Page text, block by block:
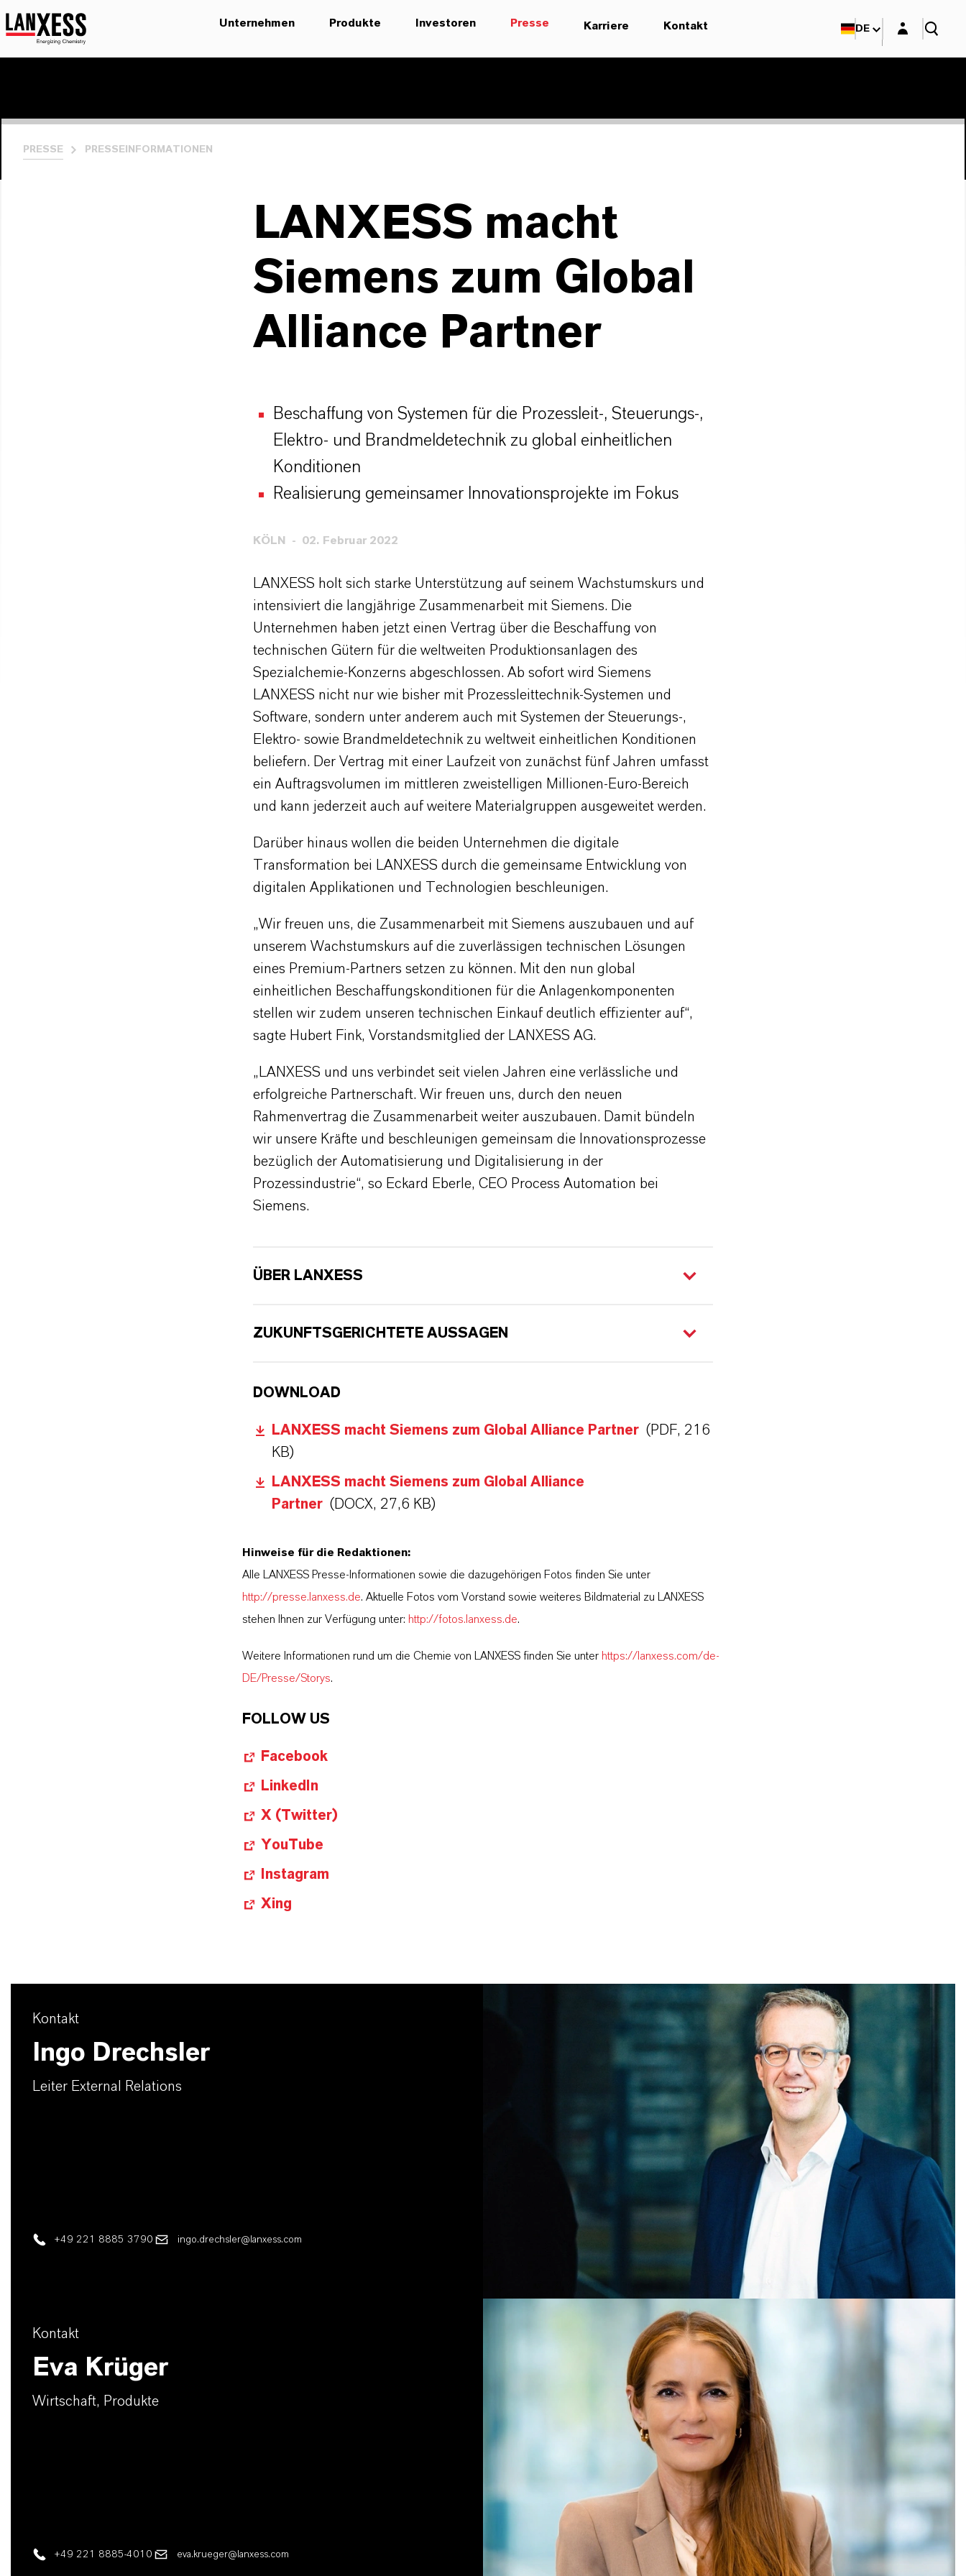
Unternehmen Produkte Investoren Presse Karriere Kontakt DE Login-Maske
PRESSE PRESSEINFORMATIONEN
LANXESS macht
Siemens zum Global
Alliance Partner
Beschaffung von Systemen für die Prozessleit-, Steuerungs-,
Elektro- und Brandmeldetechnik zu global einheitlichen
Konditionen
Realisierung gemeinsamer Innovationsprojekte im Fokus
KÖLN 02. Februar 2022
LANXESS holt sich starke Unterstützung auf seinem Wachstumskurs und
intensiviert die langjährige Zusammenarbeit mit Siemens. Die
Unternehmen haben jetzt einen Vertrag über die Beschaffung von
technischen Gütern für die weltweiten Produktionsanlagen des
Spezialchemie-Konzerns abgeschlossen. Ab sofort wird Siemens
LANXESS nicht nur wie bisher mit Prozessleittechnik-Systemen und
Software, sondern unter anderem auch mit Systemen der Steuerungs-,
Elektro- sowie Brandmeldetechnik zu weltweit einheitlichen Konditionen
beliefern. Der Vertrag mit einer Laufzeit von zunächst fünf Jahren umfasst
ein Auftragsvolumen im mittleren zweistelligen Millionen-Euro-Bereich
und kann jederzeit auch auf weitere Materialgruppen ausgeweitet werden.
Darüber hinaus wollen die beiden Unternehmen die digitale
Transformation bei LANXESS durch die gemeinsame Entwicklung von
digitalen Applikationen und Technologien beschleunigen.
„Wir freuen uns, die Zusammenarbeit mit Siemens auszubauen und auf
unserem Wachstumskurs auf die zuverlässigen technischen Lösungen
eines Premium-Partners setzen zu können. Mit den nun global
einheitlichen Beschaffungskonditionen für die Anlagenkomponenten
stellen wir zudem unseren technischen Einkauf deutlich effizienter auf“,
sagte Hubert Fink, Vorstandsmitglied der LANXESS AG.
„LANXESS und uns verbindet seit vielen Jahren eine verlässliche und
erfolgreiche Partnerschaft. Wir freuen uns, durch den neuen
Rahmenvertrag die Zusammenarbeit weiter auszubauen. Damit bündeln
wir unsere Kräfte und beschleunigen gemeinsam die Innovationsprozesse
bezüglich der Automatisierung und Digitalisierung in der
Prozessindustrie“, so Eckard Eberle, CEO Process Automation bei
Siemens.
ÜBER LANXESS
ZUKUNFTSGERICHTETE AUSSAGEN
DOWNLOAD
LANXESS macht Siemens zum Global Alliance Partner (PDF, 216
KB)
LANXESS macht Siemens zum Global Alliance
Partner (DOCX, 27,6 KB)
Hinweise für die Redaktionen:
Alle LANXESS Presse-Informationen sowie die dazugehörigen Fotos finden Sie unter
http://presse.lanxess.de. Aktuelle Fotos vom Vorstand sowie weiteres Bildmaterial zu LANXESS
stehen Ihnen zur Verfügung unter: http://fotos.lanxess.de.
Weitere Informationen rund um die Chemie von LANXESS finden Sie unter https://lanxess.com/de-
DE/Presse/Storys.
FOLLOW US
Facebook
LinkedIn
X (Twitter)
YouTube
Instagram
Xing
Kontakt
Ingo Drechsler
Leiter External Relations
+49 221 8885 3790 ingo.drechsler@lanxess.com
Kontakt
Eva Krüger
Wirtschaft, Produkte
+49 221 8885-4010 eva.krueger@lanxess.com